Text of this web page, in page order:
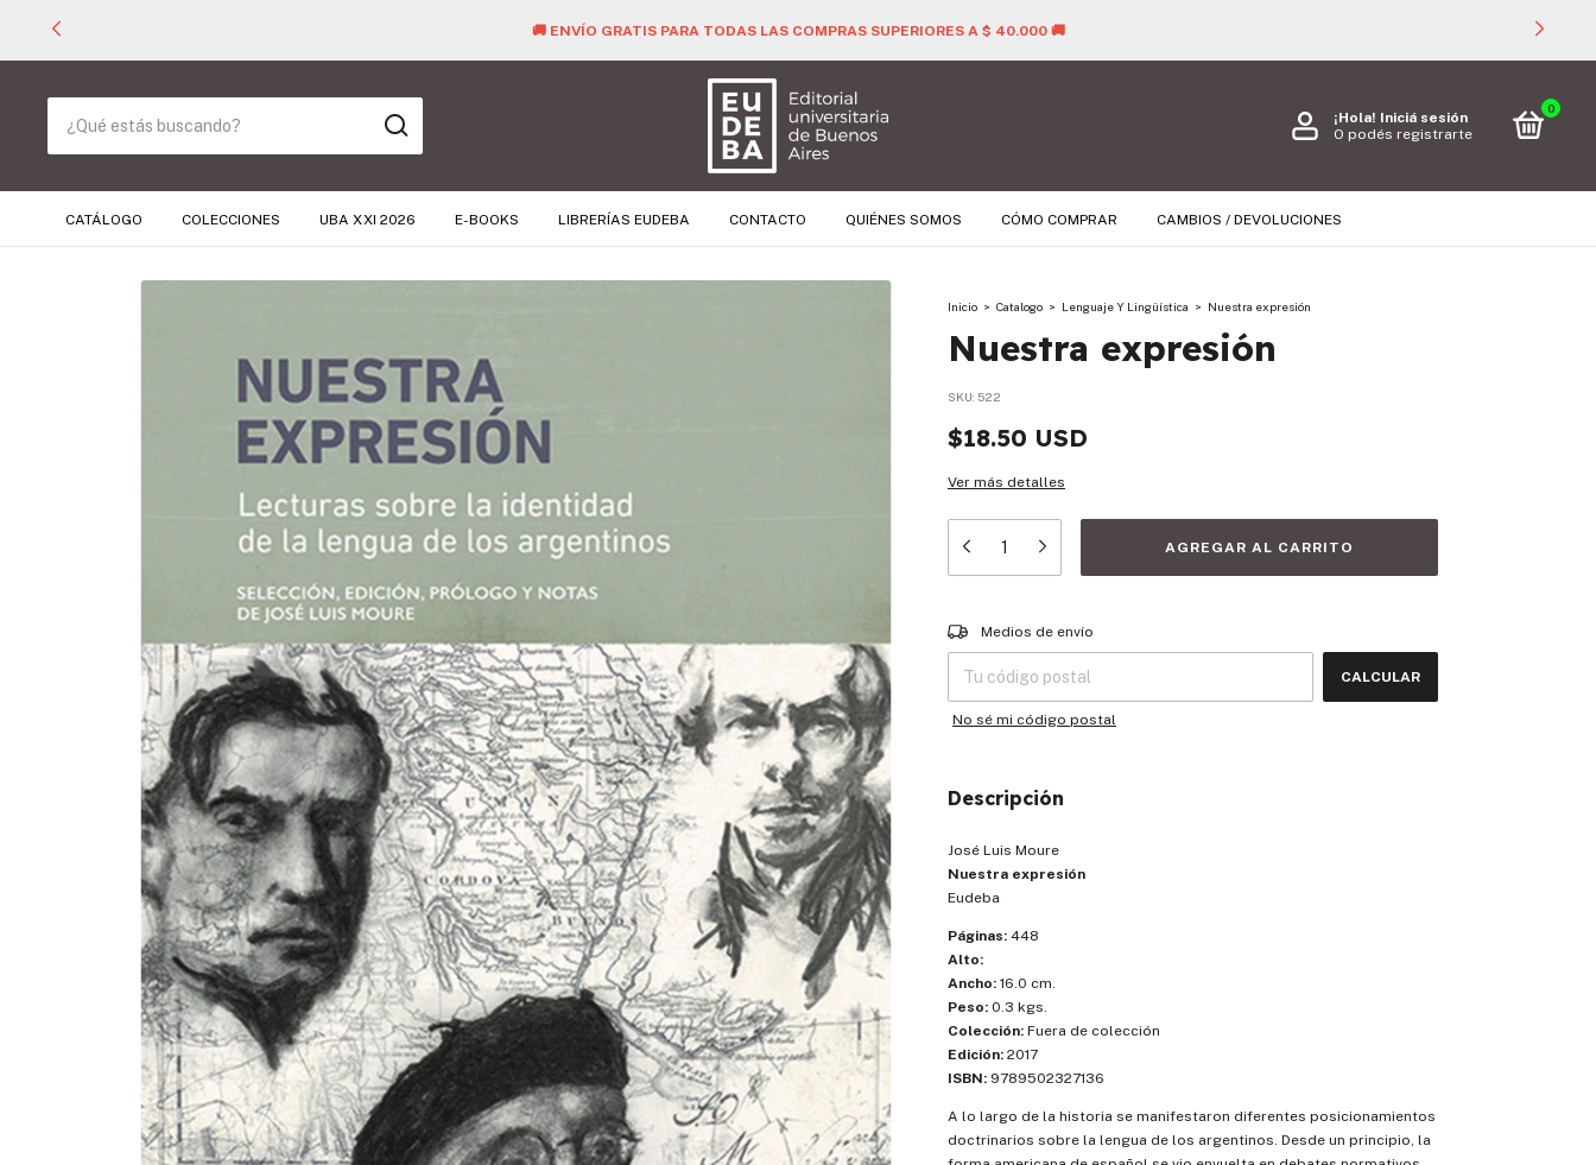
🚚 ENVÍO GRATIS PARA TODAS LAS COMPRAS SUPERIORES A $ 40.000 🚚
¡Hola! Iniciá sesión
O podés registrarte
0
CATÁLOGO COLECCIONES UBA XXI 2026 E-BOOKS LIBRERÍAS EUDEBA CONTACTO QUIÉNES SOMOS CÓMO COMPRAR CAMBIOS / DEVOLUCIONES
Inicio > Catalogo > Lenguaje Y Lingüística > Nuestra expresión
Nuestra expresión
SKU: 522
$18.50 USD
Ver más detalles
Entregas para el CP:
Medios de envío
CALCULAR
No sé mi código postal
Descripción
José Luis Moure
Nuestra expresión
Eudeba
Páginas: 448
Alto:
Ancho: 16.0 cm.
Peso: 0.3 kgs.
Colección: Fuera de colección
Edición: 2017
ISBN: 9789502327136
A lo largo de la historia se manifestaron diferentes posicionamientos
doctrinarios sobre la lengua de los argentinos. Desde un principio, la